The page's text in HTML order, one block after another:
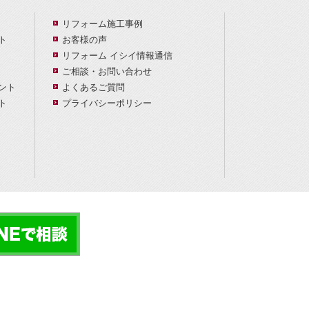
ト
リフォーム施工事例
お客様の声
リフォーム イシイ情報通信
ご相談・お問い合わせ
よくあるご質問
プライバシーポリシー